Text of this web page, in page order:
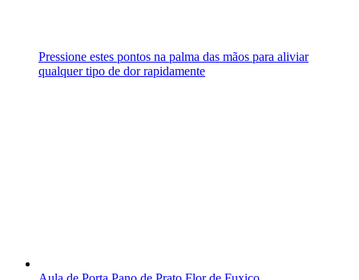
Pressione estes pontos na palma das mãos para aliviar
qualquer tipo de dor rapidamente